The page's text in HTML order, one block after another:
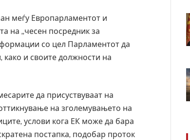
меѓу Европарламентот и
на „чесен посредник за
со цел Парламентот да
како и своите должности на
да присуствуваат на
на зголемувањето на
услови кога ЕК може да бара
постапка, подобар проток